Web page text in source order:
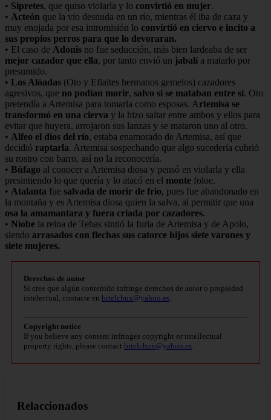
• Sipretes, que quiso violarla y lo convirtió en mujer.
• Acteón que la vio desnuda en un río, mientras él iba de caza y
muy enojada por esa intromisión lo convirtió en ciervo e incito a
sus propios perros para que lo devoraran.
• El caso de Adonis no fue seducción, más bien lardeaba de ser
mejor cazador que ella, por tanto envió un jabalí a matarlo por
presumido.
• Los Alóadas (Oto y Efialtes hermanos gemelos) cazadores
agresivos, que no podían morir, salvo si se mataban entre sí. Oto
pretendía a Artemisa para tomarla como esposas. Artemisa se
transformó en una cierva y la hizo saltar entre ambos y ellos para
evitar que huyera, arrojaron sus lanzas y se mataron uno al otro.
• Alfeo el dios del río, estaba enamorado de Artemisa, así que
decidió raptarla. Artemisa sospechando que algo sucedería cubrió
su rostro con barro, así no la reconocería.
• Búfago al conocer a Artemisa diosa y pensó en violarla y ella
presintiendo lo que quería y lo atacó en el monte foloe.
• Atalanta fue salvada de morir de frio, pues fue abandonado en
la montaña y es Artemisa diosa quien la salva, al permitir que una
osa la amamantara y fuera criada por cazadores.
• Níobe la reina de Tebas sintió la furia de Artemisa y de Apolo,
siendo arrasados con flechas sus catorce hijos siete varones y
siete mujeres.
Derechos de autor
Si cree que algún contenido infringe derechos de autor o propiedad
intelectual, contacte en bitelchux@yahoo.es.
Copyright notice
If you believe any content infringes copyright or intellectual
property rights, please contact bitelchux@yahoo.es.
Relaccionados